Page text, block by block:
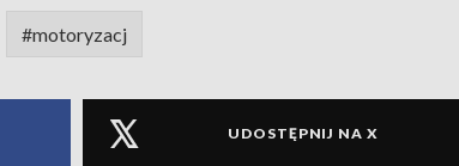
#motoryzacj
UDOSTĘPNIJ NA X